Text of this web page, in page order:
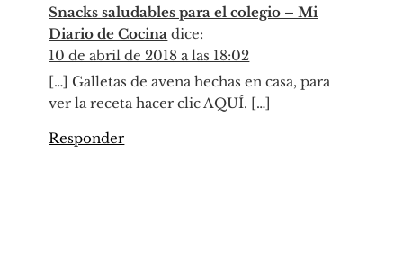
Snacks saludables para el colegio – Mi
Diario de Cocina dice:
10 de abril de 2018 a las 18:02
[…] Galletas de avena hechas en casa, para
ver la receta hacer clic AQUÍ. […]
Responder